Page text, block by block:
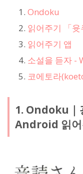
Ondoku
읽어주기 「윳
읽어주기 앱
소설을 듣자 -
코에토라
1. Ondoku｜
Android 읽어